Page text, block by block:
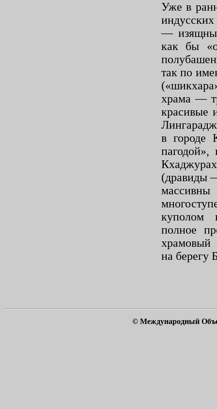
Уже в
—
как бы
так по
храма —
красивые
в городе
(дравиды
куполом
полное
храмовый
на берегу
© Международный